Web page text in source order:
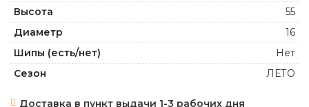
Высота
55
Диаметр
16
Шипы (есть/нет)
Нет
Сезон
ЛЕТО
Доставка в пункт выдачи 1-3 рабочих дня